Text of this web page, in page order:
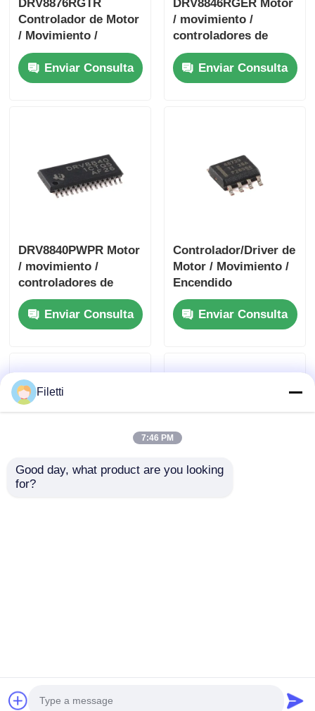
DRV8876RGTR
Controlador de Motor
/ Movimiento /
Encendido y Drivers
de 40 V y 3.5 A con
puente H
Enviar Consulta
DRV8846RGER Motor
/ movimiento /
controladores de
encendido y
controladores 1.4A
Bipolar Stpr Mo Tor
Enviar Consulta
DRV8840PWPR Motor
/ movimiento /
controladores de
encendido y
controladores 5A
controlador de motor
Enviar Consulta
Controlador/Driver de
Motor / Movimiento /
Encendido
DRV8872DDARQ1
Driver de Motor DC
con Escobillas de
Enviar Consulta
Shenzhen Filetti Technology Co., LTD. All Rights
Filetti
7:46 PM
Good day, what product are you looking
for?